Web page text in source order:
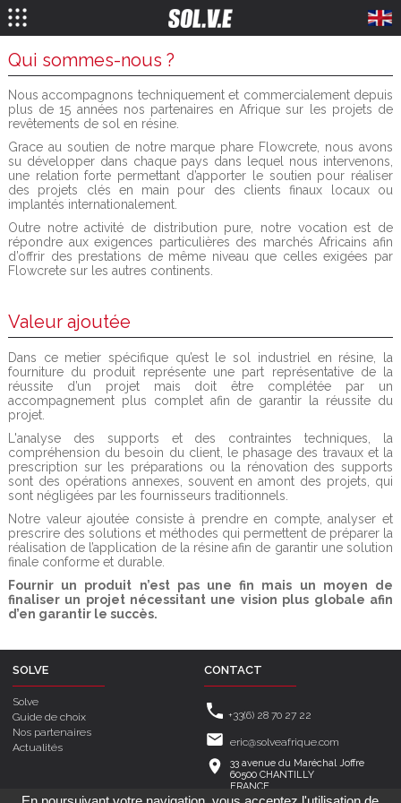
Qui sommes-nous ?
Nous accompagnons techniquement et commercialement depuis
plus de 15 années nos partenaires en Afrique sur les projets de
revêtements de sol en résine.
Grace au soutien de notre marque phare Flowcrete, nous avons
su développer dans chaque pays dans lequel nous intervenons,
une relation forte permettant d’apporter le soutien pour réaliser
des projets clés en main pour des clients finaux locaux ou
implantés internationalement.
Outre notre activité de distribution pure, notre vocation est de
répondre aux exigences particulières des marchés Africains afin
d’offrir des prestations de même niveau que celles exigées par
Flowcrete sur les autres continents.
Valeur ajoutée
Dans ce metier spécifique qu’est le sol industriel en résine, la
fourniture du produit représente une part représentative de la
réussite d’un projet mais doit être complétée par un
accompagnement plus complet afin de garantir la réussite du
projet.
L'analyse des supports et des contraintes techniques, la
compréhension du besoin du client, le phasage des travaux et la
prescription sur les préparations ou la rénovation des supports
sont des opérations annexes, souvent en amont des projets, qui
sont négligées par les fournisseurs traditionnels.
Notre valeur ajoutée consiste à prendre en compte, analyser et
prescrire des solutions et méthodes qui permettent de préparer la
réalisation de l’application de la résine afin de garantir une solution
finale conforme et durable.
Fournir un produit n’est pas une fin mais un moyen de
finaliser un projet nécessitant une vision plus globale afin
d’en garantir le succès.
SOLVE
Solve
Guide de choix
Nos partenaires
Actualités
CONTACT
+33(6) 28 70 27 22
eric@solveafrique.com
33 avenue du Maréchal Joffre
60500 CHANTILLY
FRANCE